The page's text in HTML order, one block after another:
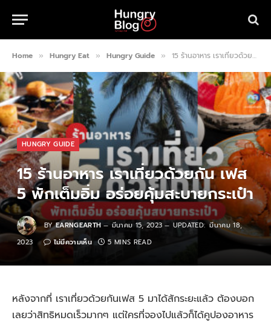
Home » Hungry Eat » Hungry Guide » 15 ร้านอาหาร เราเที่ยวด้วยกัน เฟส 5 พักเต็มอิ่ม อร่อยคุ้มสะบายกระเป๋า
HUNGRY GUIDE
15 ร้านอาหาร เราเที่ยวด้วยกัน เฟส
5 พักเต็มอิ่ม อร่อยคุ้มสะบายกระเป๋า
BY EARNGEARTH มีนาคม 15, 2023 UPDATED: มีนาคม 18,
2023
ไม่มีความเห็น 5 MINS READ
หลังจากที่ เราเที่ยวด้วยกันเฟส 5 มาได้สักระยะแล้ว ต้องบอก
เลยว่าสิทธิหมดเร็วมากๆ แต่ใครที่จองไปแล้วก็ได้คูปองอาหาร